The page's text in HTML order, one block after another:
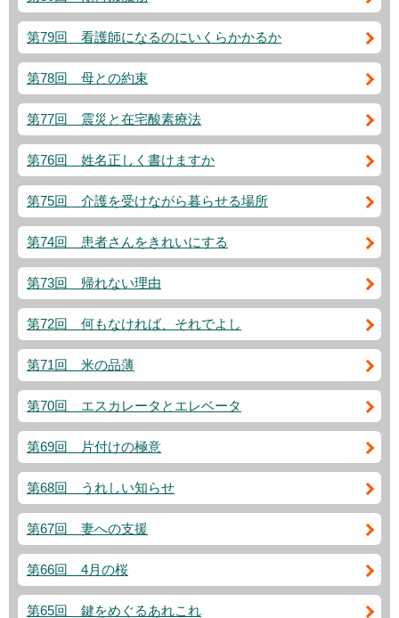
第79回 看護師になるのにいくらかかるか
第78回 母との約束
第77回 震災と在宅酸素療法
第76回 姓名正しく書けますか
第75回 介護を受けながら暮らせる場所
第74回 患者さんをきれいにする
第73回 帰れない理由
第72回 何もなければ、それでよし
第71回 米の品薄
第70回 エスカレータとエレベータ
第69回 片付けの極意
第68回 うれしい知らせ
第67回 妻への支援
第66回 4月の桜
第65回 鍵をめぐるあれこれ